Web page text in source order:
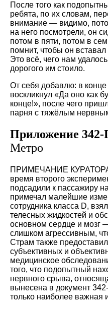
После того как
ребята, по их словам,
внимание — видимо,
на него посмотрели, он
потом в пяти, потом в
помнит, чтобы он
Это всё, чего нам
дорогого им стоило.
От себя добавлю: в
воскликнул «Да оно как
конце!», после чего
парня с тяжёлым
Приложение 342-
Метро
ПРИМЕЧАНИЕ
время второго
подсадили к пассажиру
примечал малейшие
сотрудника класса D,
телесных жидкостей и
основном сердце и мозг
слишком агрессивным,
Страм также
субъективных и
медицинское
того, что подопытный
нервного срыва,
вынесена в документ
только наиболее важная